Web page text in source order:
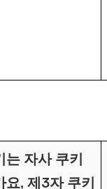
는 자사 쿠키
요, 제3자 쿠키